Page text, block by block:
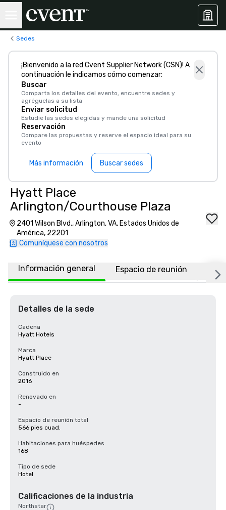
Sedes
¡Bienvenido a la red Cvent Supplier Network (CSN)! A
continuación le indicamos cómo comenzar:
Buscar
Comparta los detalles del evento, encuentre sedes y
agréguelas a su lista
Enviar solicitud
Estudie las sedes elegidas y mande una solicitud
Reservación
Compare las propuestas y reserve el espacio ideal para su
evento
Más información Buscar sedes
Hyatt Place
Arlington/Courthouse Plaza
2401 Wilson Blvd., Arlington, VA, Estados Unidos de
América, 22201
Comuníquese con nosotros
Información general Espacio de reunión
Detalles de la sede
Cadena
Hyatt Hotels
Marca
Hyatt Place
Construido en
2016
Renovado en
-
Espacio de reunión total
566 pies cuad.
Habitaciones para huéspedes
168
Tipo de sede
Hotel
Calificaciones de la industria
Northstar